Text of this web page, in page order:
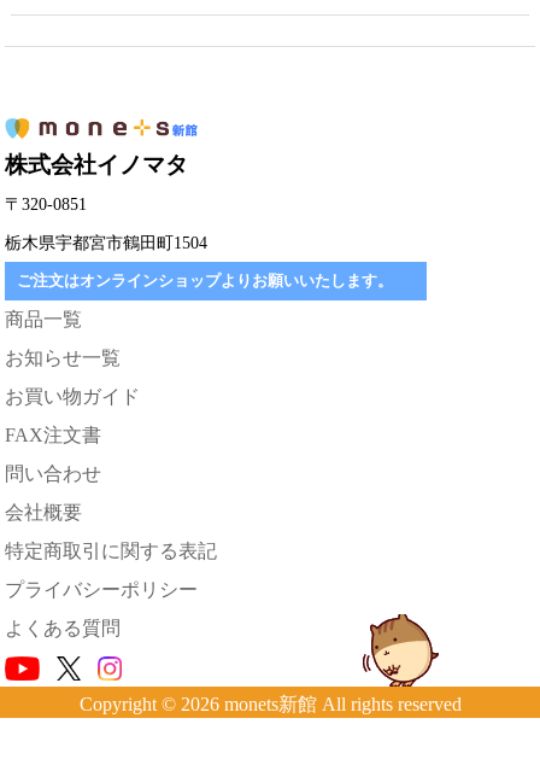
株式会社イノマタ
〒320-0851
栃木県宇都宮市鶴田町1504
ご注文はオンラインショップよりお願いいたします。
商品一覧
お知らせ一覧
お買い物ガイド
FAX注文書
問い合わせ
会社概要
特定商取引に関する表記
プライバシーポリシー
よくある質問
Copyright © 2026 monets新館 All rights reserved